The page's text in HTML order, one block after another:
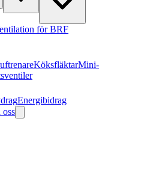
för BRF
KöksfläktarMini-
Energibidrag